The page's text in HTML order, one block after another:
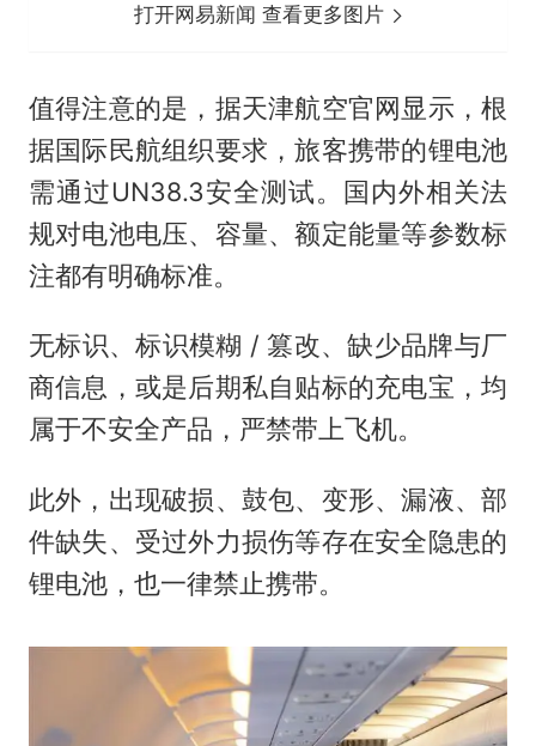
打开网易新闻 查看更多图片
值得注意的是，据天津航空官网显示，根
据国际民航组织要求，旅客携带的锂电池
需通过UN38.3安全测试。国内外相关法
规对电池电压、容量、额定能量等参数标
注都有明确标准。
无标识、标识模糊 / 篡改、缺少品牌与厂
商信息，或是后期私自贴标的充电宝，均
属于不安全产品，严禁带上飞机。
此外，出现破损、鼓包、变形、漏液、部
件缺失、受过外力损伤等存在安全隐患的
锂电池，也一律禁止携带。